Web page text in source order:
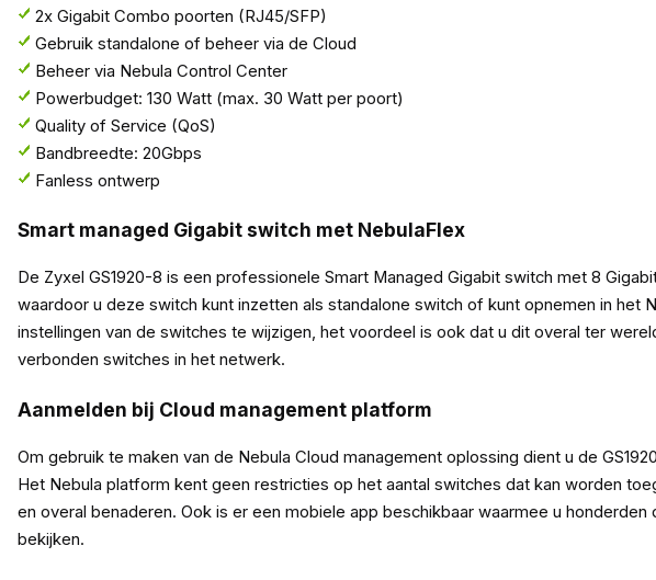
2x Gigabit Combo poorten (RJ45/SFP)
Gebruik standalone of beheer via de Cloud
Beheer via Nebula Control Center
Powerbudget: 130 Watt (max. 30 Watt per poort)
Quality of Service (QoS)
Bandbreedte: 20Gbps
Fanless ontwerp
Smart managed Gigabit switch met NebulaFlex
De Zyxel GS1920-8 is een professionele Smart Managed Gigabit switch met 8
waardoor u deze switch kunt inzetten als standalone switch of kunt opnemen in
instellingen van de switches te wijzigen, het voordeel is ook dat u dit overal ter
verbonden switches in het netwerk.
Aanmelden bij Cloud management platform
Om gebruik te maken van de Nebula Cloud management oplossing dient u de
Het Nebula platform kent geen restricties op het aantal switches dat kan worden
en overal benaderen. Ook is er een mobiele app beschikbaar waarmee u
bekijken.